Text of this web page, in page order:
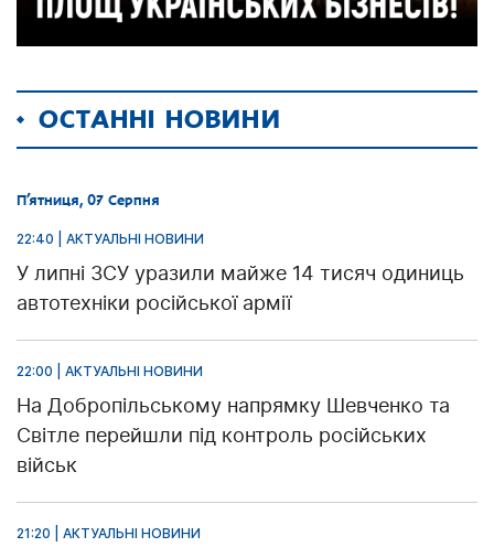
ОСТАННІ НОВИНИ
П’ятниця, 07 Серпня
22:40 | АКТУАЛЬНІ НОВИНИ
У липні ЗСУ уразили майже 14 тисяч одиниць
автотехніки російської армії
22:00 | АКТУАЛЬНІ НОВИНИ
На Добропільському напрямку Шевченко та
Світле перейшли під контроль російських
військ
21:20 | АКТУАЛЬНІ НОВИНИ